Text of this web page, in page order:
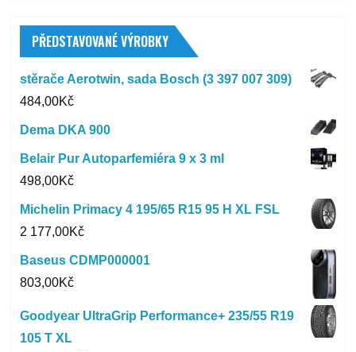
PŘEDSTAVOVANÉ VÝROBKY
stěrače Aerotwin, sada Bosch (3 397 007 309)
484,00Kč
Dema DKA 900
Belair Pur Autoparfemiéra 9 x 3 ml
498,00Kč
Michelin Primacy 4 195/65 R15 95 H XL FSL
2 177,00Kč
Baseus CDMP000001
803,00Kč
Goodyear UltraGrip Performance+ 235/55 R19
105 T XL